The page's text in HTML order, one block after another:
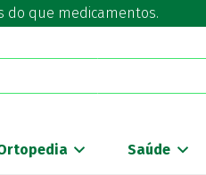
do que medicamentos.
Saúde